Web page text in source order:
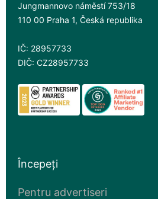
Jungmannovo náměstí 753/18
110 00 Praha 1, Česká republika
IČ: 28957733
DIČ: CZ28957733
Începeți
Pentru advertiseri